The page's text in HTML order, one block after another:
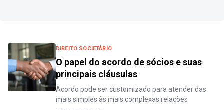
DIREITO SOCIETÁRIO
O papel do acordo de sócios e suas
principais cláusulas
Acordo pode ser customizado para atender das
mais simples às mais complexas relações